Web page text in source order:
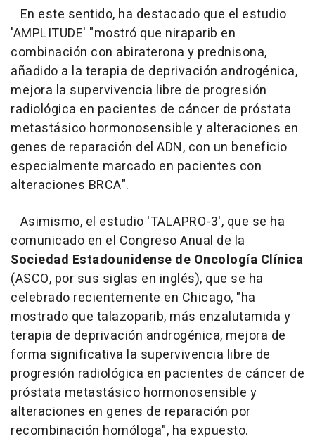
En este sentido, ha destacado que el estudio
'AMPLITUDE' "mostró que niraparib en
combinación con abiraterona y prednisona,
añadido a la terapia de deprivación androgénica,
mejora la supervivencia libre de progresión
radiológica en pacientes de cáncer de próstata
metastásico hormonosensible y alteraciones en
genes de reparación del ADN, con un beneficio
especialmente marcado en pacientes con
alteraciones BRCA".
Asimismo, el estudio 'TALAPRO-3', que se ha
comunicado en el Congreso Anual de la
Sociedad Estadounidense de Oncología Clínica
(ASCO, por sus siglas en inglés), que se ha
celebrado recientemente en Chicago, "ha
mostrado que talazoparib, más enzalutamida y
terapia de deprivación androgénica, mejora de
forma significativa la supervivencia libre de
progresión radiológica en pacientes de cáncer de
próstata metastásico hormonosensible y
alteraciones en genes de reparación por
recombinación homóloga", ha expuesto.